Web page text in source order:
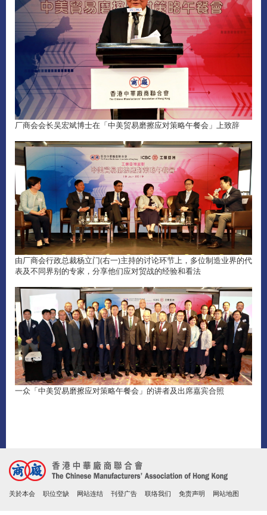
厂商会会长吴宏斌博士在「中美贸易磨擦应对策略午餐会」上致辞
由厂商会行政总裁杨立门(右一)主持的讨论环节上，多位制造业界的代
表及不同界别的专家，分享他们应对贸战的经验和看法
一众「中美贸易磨擦应对策略午餐会」的讲者及出席嘉宾合照
关於本会 职位空缺 网站连结 刊登广告 联络我们 免责声明 网站地图